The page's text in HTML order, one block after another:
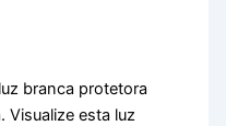
branca protetora
Visualize esta luz